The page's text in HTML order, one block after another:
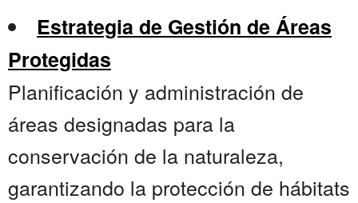
Estrategia de Gestión de Áreas
Protegidas
Planificación y administración de
áreas designadas para la
conservación de la naturaleza,
garantizando la protección de hábitats